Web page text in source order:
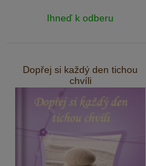
Ihneď k odberu
Dopřej si každý den tichou
chvíli